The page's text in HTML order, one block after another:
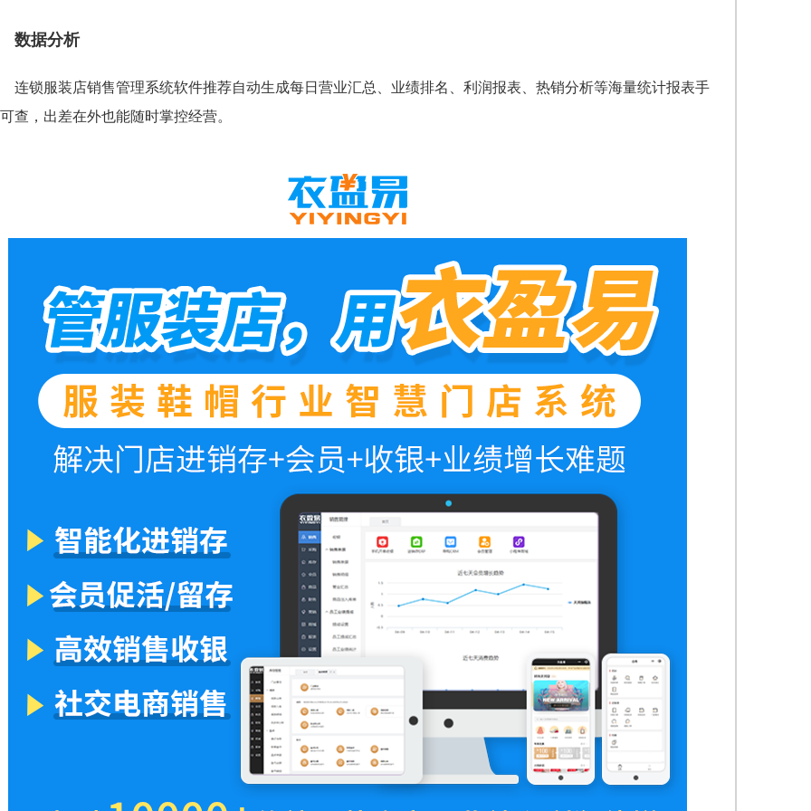
数据分析
连锁服装店销售管理系统软件推荐自动生成每日营业汇总、业绩排名、利润报表、热销分析等海量统计报表手
查，出差在外也能随时掌控经营。